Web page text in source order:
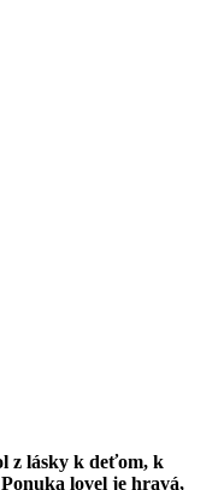
z lásky k deťom, k
lovel je hravá,